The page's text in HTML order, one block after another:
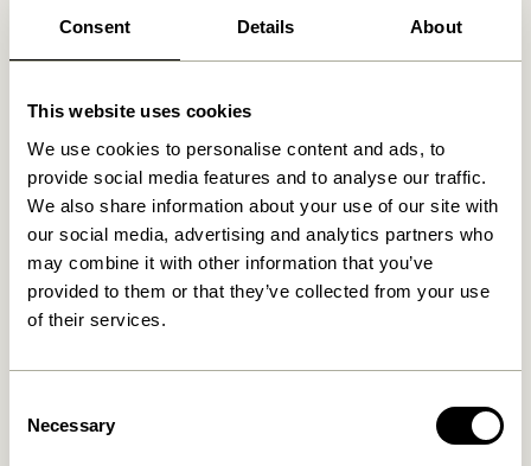
Consent Details About
This website uses cookies
We use cookies to personalise content and ads, to
provide social media features and to analyse our traffic.
We also share information about your use of our site with
our social media, advertising and analytics partners who
may combine it with other information that you’ve
provided to them or that they’ve collected from your use
of their services.
Selection
Necessary
30 dages returret
Relaterede varer